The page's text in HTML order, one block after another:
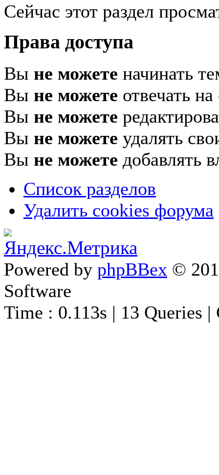
Сейчас этот раздел
Права доступа
Вы не можете начинать
Вы не можете отвечать
Вы не можете
Вы не можете удалять
Вы не можете добавлять
Список разделов
Удалить cookies форума
Powered by phpBBex ©
Software
Time : 0.113s | 13 Queries |